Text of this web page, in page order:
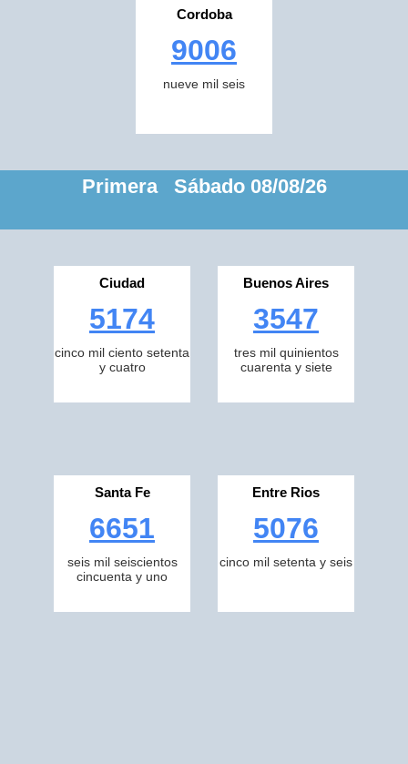
Cordoba
9006
nueve mil seis
Primera Sábado 08/08/26
Ciudad
5174
cinco mil ciento setenta
y cuatro
Buenos Aires
3547
tres mil quinientos
cuarenta y siete
Santa Fe
6651
seis mil seiscientos
cincuenta y uno
Entre Rios
5076
cinco mil setenta y seis